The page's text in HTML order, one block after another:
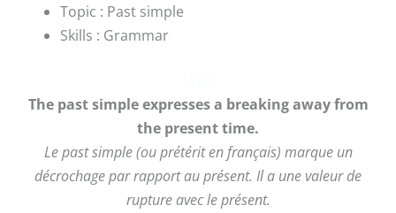
Topic : Past simple
Skills : Grammar
The past simple expresses a breaking away from
the present time.
Le past simple (ou prétérit en français) marque un
décrochage par rapport au présent. Il a une valeur de
rupture avec le présent.